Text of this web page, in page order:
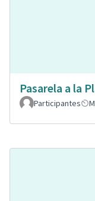
Pasarela a la
Participantes